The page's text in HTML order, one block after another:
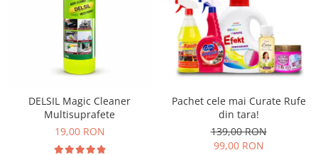
DELSIL Magic Cleaner
Multisuprafete
19,00 RON
Pachet cele mai Curate Rufe
din tara!
139,00 RON
99,00 RON